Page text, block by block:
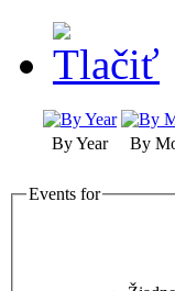
By Year By
Events for